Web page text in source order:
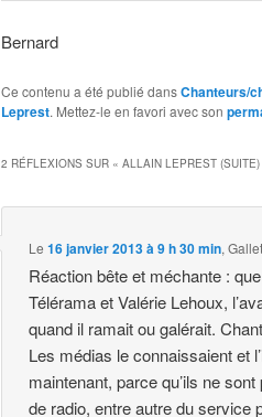
Bernard
Ce contenu a été publié dansChanteurs/
Leprest. Mettez-le en favori avec son
2 RÉFLEXIONS SUR « ALLAIN LEPREST (SUITE)
Le16 janvier 2013 à 9 h 30 min,Gallet
Réaction bête et méchante :
Télérama et Valérie Lehoux,
quand il ramait ou galérait.
Les médias le connaissaient et
maintenant, parce qu’ils ne
de radio, entre autre du service